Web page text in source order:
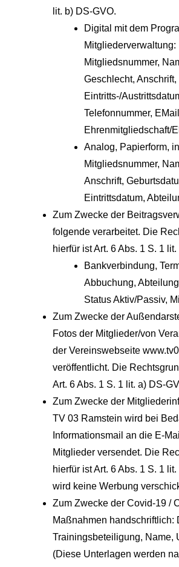
lit. b) DS-GVO.
Digital mit dem
Mitgliederverwaltung:
Mitgliedsnummer,
Geschlecht,
Eintritts-/
Telefonnummer,
Ehrenmitgliedschaft/
Analog, Papierform,
Mitgliedsnummer,
Anschrift,
Eintrittsdatum,
Zum Zwecke der
folgende verarbeitet. Die
hierfür ist Art. 6 Abs. 1 S. 1
Bankverbindung,
Abbuchung,
Status Aktiv/Passiv,
Zum Zwecke der
Fotos der Mitglieder/von
der Vereinswebseite
veröffentlicht. Die
Art. 6 Abs. 1 S. 1 lit. a) DS-
Zum Zwecke der
TV 03 Ramstein wird bei
Informationsmail an die E-
Mitglieder versendet. Die
hierfür ist Art. 6 Abs. 1 S. 1
wird keine Werbung
Zum Zwecke der Covid-19 /
Maßnahmen handschriftlich:
Trainingsbeteiligung, Name,
(Diese Unterlagen werden